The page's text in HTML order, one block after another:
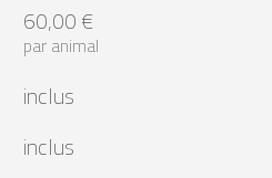
60,00 €
par animal
inclus
inclus